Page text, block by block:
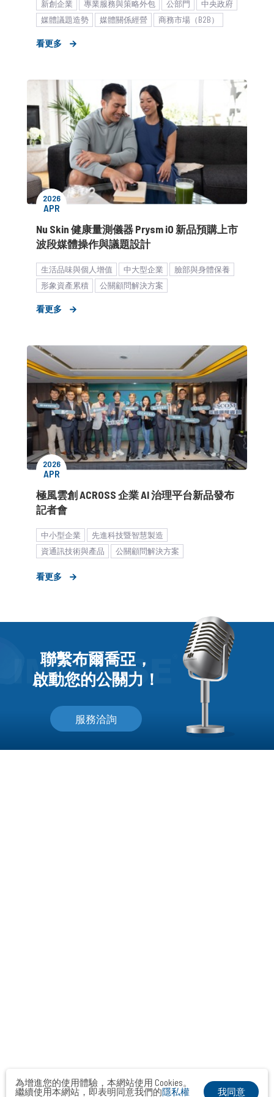
新創企業 專業服務與策略外包 公部門
中央政府
媒體議題造勢
媒體關係經營 商務市場（B2B）
看更多
2026
APR
Nu Skin 健康量測儀器 Prysm iO 新品預購上市
波段媒體操作與議題設計
生活品味與個人增值 中大型企業
臉部與身體保養
形象資產累積
公關顧問解決方案
看更多
2026
APR
極風雲創 ACROSS 企業 AI 治理平台新品發布
記者會
中小型企業
先進科技暨智慧製造
資通訊技術與產品
公關顧問解決方案
看更多
聯繫布爾喬亞，
啟動您的公關力！
服務洽詢
為增進您的使用體驗，本網站使用 Cookies。
繼續使用本網站，即表明同意我們的隱私權
我同意